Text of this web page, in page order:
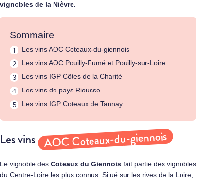
vignobles de la Nièvre.
Sommaire
Les vins AOC Coteaux-du-giennois
Les vins AOC Pouilly-Fumé et Pouilly-sur-Loire
Les vins IGP Côtes de la Charité
Les vins de pays Riousse
Les vins IGP Coteaux de Tannay
Les vins AOC Coteaux-du-giennois
Le vignoble des Coteaux du Giennois fait partie des vignobles
du Centre-Loire les plus connus. Situé sur les rives de la Loire,